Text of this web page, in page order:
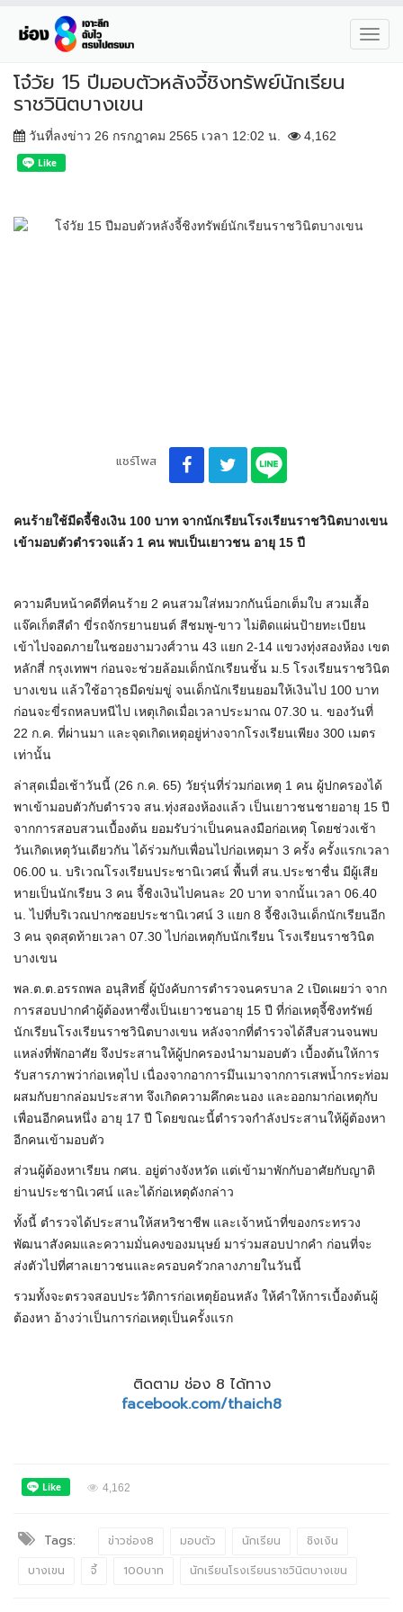
โจ๋วัย 15 ปีมอบตัวหลังจี้ชิงทรัพย์นักเรียน
ราชวินิตบางเขน
วันที่ลงข่าว 26 กรกฎาคม 2565 เวลา 12:02 น. 4,162
แชร์โพส
คนร้ายใช้มีดจี้ชิงเงิน 100 บาท จากนักเรียนโรงเรียนราชวินิตบางเขน
เข้ามอบตัวตำรวจแล้ว 1 คน พบเป็นเยาวชน อายุ 15 ปี
ความคืบหน้าคดีที่คนร้าย 2 คนสวมใส่หมวกกันน็อกเต็มใบ สวมเสื้อ
แจ๊คเก็ตสีดำ ขี่รถจักรยานยนต์ สีชมพู-ขาว ไม่ติดแผ่นป้ายทะเบียน
เข้าไปจอดภายในซอยงามวงศ์วาน 43 แยก 2-14 แขวงทุ่งสองห้อง เขต
หลักสี่ กรุงเทพฯ ก่อนจะช่วยล้อมเด็กนักเรียนชั้น ม.5 โรงเรียนราชวินิต
บางเขน แล้วใช้อาวุธมีดข่มขู่ จนเด็กนักเรียนยอมให้เงินไป 100 บาท
ก่อนจะขี่รถหลบหนีไป เหตุเกิดเมื่อเวลาประมาณ 07.30 น. ของวันที่
22 ก.ค. ที่ผ่านมา และจุดเกิดเหตุอยู่ห่างจากโรงเรียนเพียง 300 เมตร
เท่านั้น
ล่าสุดเมื่อเช้าวันนี้ (26 ก.ค. 65) วัยรุ่นที่ร่วมก่อเหตุ 1 คน ผู้ปกครองได้
พาเข้ามอบตัวกับตำรวจ สน.ทุ่งสองห้องแล้ว เป็นเยาวชนชายอายุ 15 ปี
จากการสอบสวนเบื้องต้น ยอมรับว่าเป็นคนลงมือก่อเหตุ โดยช่วงเช้า
วันเกิดเหตุวันเดียวกัน ได้ร่วมกับเพื่อนไปก่อเหตุมา 3 ครั้ง ครั้งแรกเวลา
06.00 น. บริเวณโรงเรียนประชานิเวศน์ พื้นที่ สน.ประชาชื่น มีผู้เสีย
หายเป็นนักเรียน 3 คน จี้ชิงเงินไปคนละ 20 บาท จากนั้นเวลา 06.40
น. ไปที่บริเวณปากซอยประชานิเวศน์ 3 แยก 8 จี้ชิงเงินเด็กนักเรียนอีก
3 คน จุดสุดท้ายเวลา 07.30 ไปก่อเหตุกับนักเรียน โรงเรียนราชวินิต
บางเขน
พล.ต.ต.อรรถพล อนุสิทธิ์ ผู้บังคับการตำรวจนครบาล 2 เปิดเผยว่า จาก
การสอบปากคำผู้ต้องหาซึ่งเป็นเยาวชนอายุ 15 ปี ที่ก่อเหตุจี้ชิงทรัพย์
นักเรียนโรงเรียนราชวินิตบางเขน หลังจากที่ตำรวจได้สืบสวนจนพบ
แหล่งที่พักอาศัย จึงประสานให้ผู้ปกครองนำมามอบตัว เบื้องต้นให้การ
รับสารภาพว่าก่อเหตุไป เนื่องจากอาการมึนเมาจากการเสพน้ำกระท่อม
ผสมกับยากล่อมประสาท จึงเกิดความคึกคะนอง และออกมาก่อเหตุกับ
เพื่อนอีกคนหนึ่ง อายุ 17 ปี โดยขณะนี้ตำรวจกำลังประสานให้ผู้ต้องหา
อีกคนเข้ามอบตัว
ส่วนผู้ต้องหาเรียน กศน. อยู่ต่างจังหวัด แต่เข้ามาพักกับอาศัยกับญาติ
ย่านประชานิเวศน์ และได้ก่อเหตุดังกล่าว
ทั้งนี้ ตำรวจได้ประสานให้สหวิชาชีพ และเจ้าหน้าที่ของกระทรวง
พัฒนาสังคมและความมั่นคงของมนุษย์ มาร่วมสอบปากคำ ก่อนที่จะ
ส่งตัวไปที่ศาลเยาวชนและครอบครัวกลางภายในวันนี้
รวมทั้งจะตรวจสอบประวัติการก่อเหตุย้อนหลัง ให้คำให้การเบื้องต้นผู้
ต้องหา อ้างว่าเป็นการก่อเหตุเป็นครั้งแรก
ติดตาม ช่อง 8 ได้ทาง
facebook.com/thaich8
4,162
Tags: ข่าวช่อง8 มอบตัว นักเรียน
ชิงเงิน
บางเขน
จี้ 100บาท นักเรียนโรงเรียนราชวินิตบางเขน